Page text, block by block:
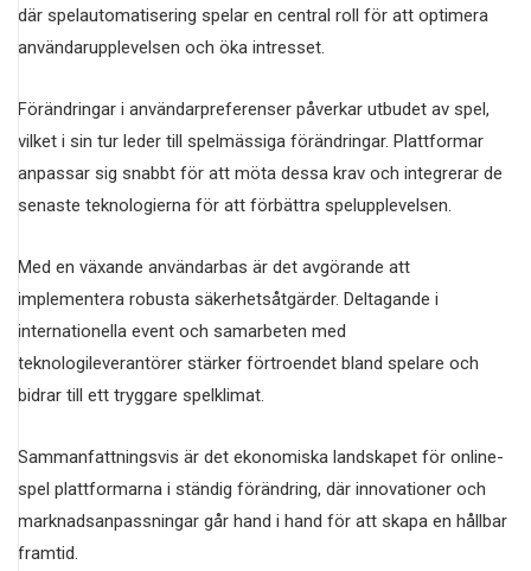
där spelautomatisering spelar en central roll för att optimera
användarupplevelsen och öka intresset.
Förändringar i användarpreferenser påverkar utbudet av spel,
vilket i sin tur leder till spelmässiga förändringar. Plattformar
anpassar sig snabbt för att möta dessa krav och integrerar de
senaste teknologierna för att förbättra spelupplevelsen.
Med en växande användarbas är det avgörande att
implementera robusta säkerhetsåtgärder. Deltagande i
internationella event och samarbeten med
teknologileverantörer stärker förtroendet bland spelare och
bidrar till ett tryggare spelklimat.
Sammanfattningsvis är det ekonomiska landskapet för online-
spel plattformarna i ständig förändring, där innovationer och
marknadsanpassningar går hand i hand för att skapa en hållbar
framtid.